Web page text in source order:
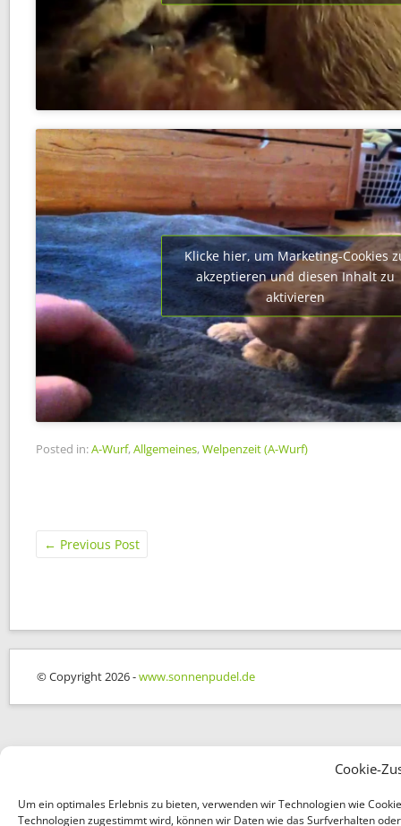
Cookie-
Um ein optimales Erlebnis zu bieten, verwenden wir Technologien wie
Technologien zugestimmt wird, können wir Daten wie das Surfverhalten
Klicke hier, um Marketing-Cookies
akzeptieren und diesen Inhalt zu
aktivieren
Posted in:A-Wurf,Allgemeines,Welpenzeit (A-Wurf)
← Previous Post
© Copyright 2026 -www.sonnenpudel.de